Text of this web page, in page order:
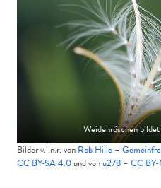
Weidenröschen
Bilder v.l.n.r. von Rob Hille –
CC BY-SA 4.0und vonu278 – CC